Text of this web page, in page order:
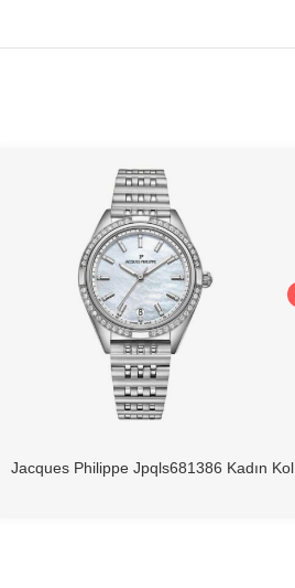
Jacques Philippe Jpqls681386 Kadın Kol